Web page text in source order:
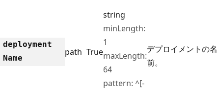
deployment
Name
path True
string
minLength:
1
maxLength:
64
pattern: ^[-
デプロイメントの名
前。